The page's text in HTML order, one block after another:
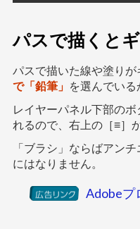
パスで描くと
パスで描いた線や塗りが
で「鉛筆」 を選んでいる
レイヤーパネル下部の
れるので、右上の［≡］
「ブラシ」ならばアン
にはなりません。
Adobeプ